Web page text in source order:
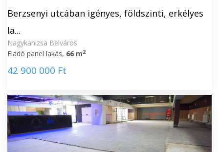
Berzsenyi utcában igényes, földszinti, erkélyes
la...
Nagykanizsa Belváros
Eladó panel lakás, 66 m2
42 900 000 Ft